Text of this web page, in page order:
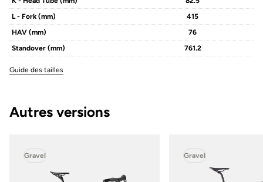
L - Fork (mm)
415
HAV (mm)
76
Standover (mm)
761.2
Guide des tailles
Autres versions
Gravel Gravel